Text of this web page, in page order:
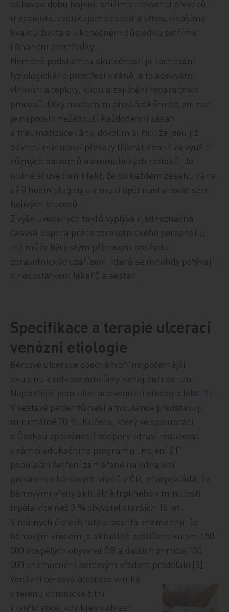
celkovou dobu hojení, snížíme frekvenci převazů
u pacienta, redukujeme bolest a stres, zlepšíme
kvalitu života a v konečném důsledku šetříme
i finanční prostředky.
Neméně podstatnou skutečností je zachování
fyziologického prostředí v ráně, a to adekvátní
vlhkosti a teploty, klidu a zajištění reparačních
procesů. Díky moderním prostředkům hojení ran
je naprosto nežádoucí každodenní zásah
a traumatizace rány, dovolím si říci, že jsou již
dávnou minulostí převazy třikrát denně za využití
různých balzámů a aromatických roztoků. Je
nutné si uvědomit fakt, že po každém zásahu rána
až 8 hodin stagnuje a musí opět nastartovat sérii
hojivých procesů.
Z výše uvedených faktů vyplývá i jednoznačná
časová úspora práce zdravotnického personálu,
což může být jistým přínosem pro řadu
zdravotnických zařízení, která se mnohdy potýkají
s nedostatkem lékařů a sester.
Specifikace a terapie ulcerací
venózní etiologie
Bércové ulcerace obecně tvoří nejpočetnější
skupinu z celkové množiny nehojících se ran.
Nejčastější jsou ulcerace venózní etiologie (
).
V sestavě pacientů naší ambulance představují
minimálně 70 %. Kučera, který ve spolupráci
s Českou společností podpory zdraví realizoval
v rámci edukačního programu „Hojení 21“
populační šetření zaměřené na odhalení
prevalence bércových vředů v ČR, předpokládá, že
bércovými vředy aktuálně trpí nebo v minulosti
trpěla více než 3 % obyvatel starších 18 let.
V reálných číslech tato procenta znamenají, že
bércovým vředem je aktuálně postiženo kolem 150
000 dospělých obyvatel ČR a dalších zhruba 130
000 onemocnění bércovým vředem prodělalo [3].
Venózní bércová ulcerace vzniká
v terénu chronické žilní
insuficience, kdy krev v oblasti